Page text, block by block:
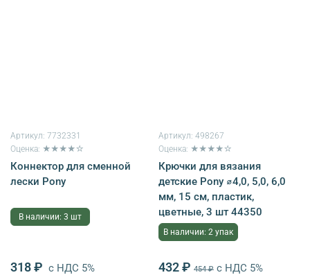
Артикул: 7732331
Оценка: ★★★★☆
Коннектор для сменной
лески Pony
В наличии: 3 шт
318 ₽ с НДС 5%
Артикул: 498267
Оценка: ★★★★☆
Крючки для вязания
детские Pony ⌀4,0, 5,0, 6,0
мм, 15 см, пластик,
цветные, 3 шт 44350
В наличии: 2 упак
432 ₽ 454 ₽ с НДС 5%